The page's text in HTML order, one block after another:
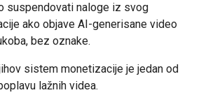
suspendovati naloge iz svog
ako objave AI-generisane video
bez oznake.
sistem monetizacije je jedan od
lažnih videa.